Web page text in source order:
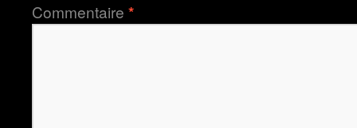
Commentaire *